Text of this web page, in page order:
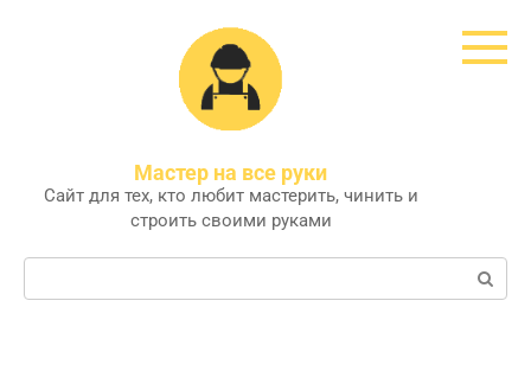
Мастер на все руки
Сайт для тех, кто любит мастерить, чинить и
строить своими руками
Поиск: